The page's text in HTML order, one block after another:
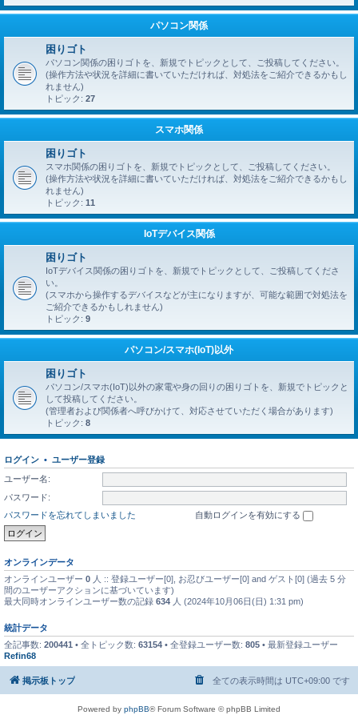
パソコン関係
困りゴト
パソコン関係の困りゴトを、新規でトピックとして、ご投稿してください。
(操作方法や状況を詳細に書いていただければ、対処法をご紹介できるかもし
れません)
トピック: 27
スマホ関係
困りゴト
スマホ関係の困りゴトを、新規でトピックとして、ご投稿してください。
(操作方法や状況を詳細に書いていただければ、対処法をご紹介できるかもし
れません)
トピック: 11
IoTデバイス関係
困りゴト
IoTデバイス関係の困りゴトを、新規でトピックとして、ご投稿してくださ
い。
(スマホから操作するデバイスなどが主になりますが、可能な範囲で対処法を
ご紹介できるかもしれません)
トピック: 9
パソコン/スマホ(IoT)以外
困りゴト
パソコン/スマホ(IoT)以外の家電や身の回りの困りゴトを、新規でトピックと
して投稿してください。
(管理者および関係者へ呼びかけて、対応させていただく場合があります)
トピック: 8
ログイン • ユーザー登録
ユーザー名:
パスワード:
パスワードを忘れてしまいました
自動ログインを有効にする
オンラインデータ
オンラインユーザー 0 人 :: 登録ユーザー[0], お忍びユーザー[0] and ゲスト[0] (過去 5 分
間のユーザーアクションに基づいています)
最大同時オンラインユーザー数の記録 634 人 (2024年10月06日(日) 1:31 pm)
統計データ
全記事数: 200441 • 全トピック数: 63154 • 全登録ユーザー数: 805 • 最新登録ユーザー
Refin68
掲示板トップ 全ての表示時間は UTC+09:00 です
Powered by phpBB® Forum Software © phpBB Limited